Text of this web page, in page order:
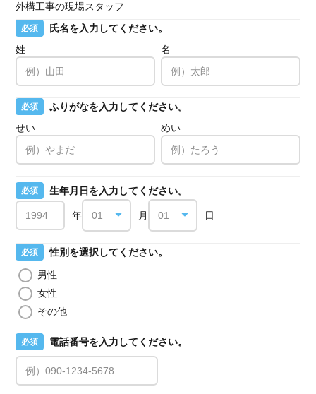
外構工事の現場スタッフ
必須
氏名を入力してください。
姓
名
必須
ふりがなを入力してください。
せい
めい
必須 生年月日を入力してください。
年 月 日
必須
性別を選択してください。
男性
女性
その他
必須 電話番号を入力してください。